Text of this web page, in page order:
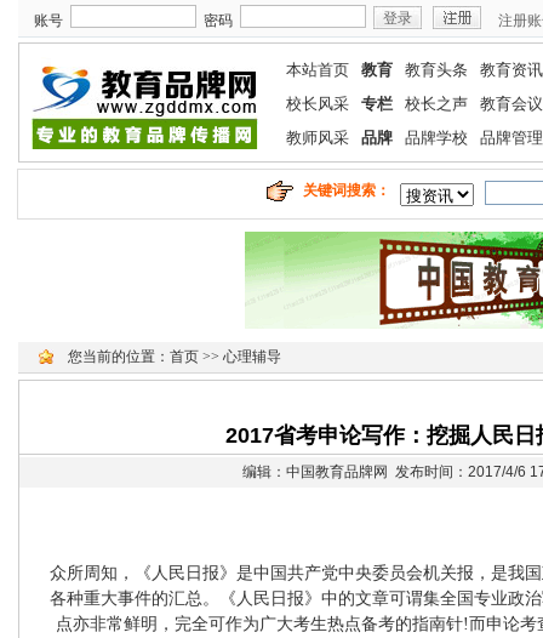
账号 密码 注册
本站首页 教育 教育头条
教育资讯
校长风采
专栏 校长之声
教育会议
教师风采
品牌 品牌学校 品牌管理
关键词搜索：
您当前的位置： 首页 >> 心理辅导
2017省考申论写作：挖掘人民日
编辑：中国教育品牌网 发布时间：2017/4/6
众所周知，《人民日报》是中国共产党中央委员会机关报，是我
各种重大事件的汇总。《人民日报》中的文章可谓集全国专业政
点亦非常鲜明，完全可作为广大考生热点备考的指南针!而申论